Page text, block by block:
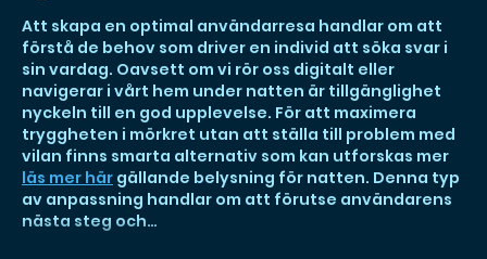
Att skapa en optimal användarresa handlar om att
förstå de behov som driver en individ att söka svar i
sin vardag. Oavsett om vi rör oss digitalt eller
navigerar i vårt hem under natten är tillgänglighet
nyckeln till en god upplevelse. För att maximera
tryggheten i mörkret utan att ställa till problem med
vilan finns smarta alternativ som kan utforskas mer
läs mer här gällande belysning för natten. Denna typ
av anpassning handlar om att förutse användarens
nästa steg och…